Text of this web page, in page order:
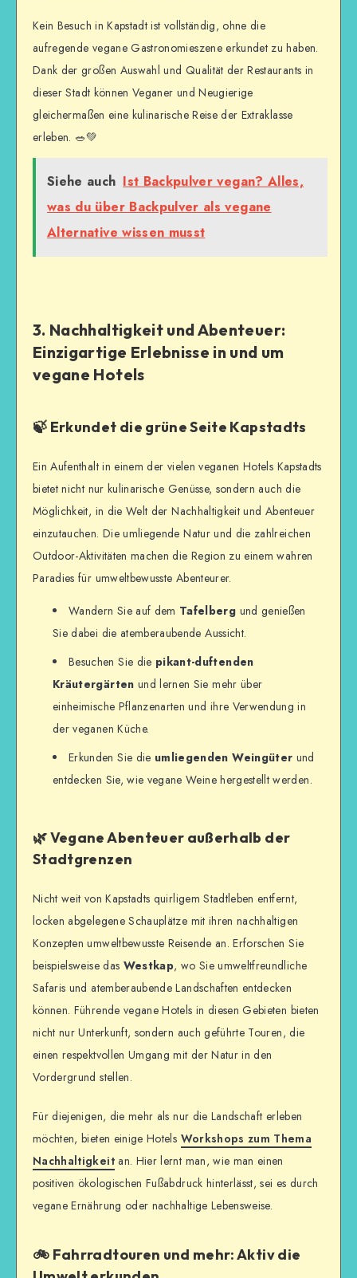
Kein Besuch in Kapstadt ist vollständig, ohne die
aufregende vegane Gastronomieszene erkundet zu haben.
Dank der großen Auswahl und Qualität der Restaurants in
dieser Stadt können Veganer und Neugierige
gleichermaßen eine kulinarische Reise der Extraklasse
erleben. 🥗💚
Siehe auch Ist Backpulver vegan? Alles,
was du über Backpulver als vegane
Alternative wissen musst
3. Nachhaltigkeit und Abenteuer:
Einzigartige Erlebnisse in und um
vegane Hotels
🍃 Erkundet die grüne Seite Kapstadts
Ein Aufenthalt in einem der vielen veganen Hotels Kapstadts
bietet nicht nur kulinarische Genüsse, sondern auch die
Möglichkeit, in die Welt der Nachhaltigkeit und Abenteuer
einzutauchen. Die umliegende Natur und die zahlreichen
Outdoor-Aktivitäten machen die Region zu einem wahren
Paradies für umweltbewusste Abenteurer.
Wandern Sie auf dem Tafelberg und genießen
Sie dabei die atemberaubende Aussicht.
Besuchen Sie die pikant-duftenden
Kräutergärten und lernen Sie mehr über
einheimische Pflanzenarten und ihre Verwendung in
der veganen Küche.
Erkunden Sie die umliegenden Weingüter und
entdecken Sie, wie vegane Weine hergestellt werden.
🌿 Vegane Abenteuer außerhalb der
Stadtgrenzen
Nicht weit von Kapstadts quirligem Stadtleben entfernt,
locken abgelegene Schauplätze mit ihren nachhaltigen
Konzepten umweltbewusste Reisende an. Erforschen Sie
beispielsweise das Westkap, wo Sie umweltfreundliche
Safaris und atemberaubende Landschaften entdecken
können. Führende vegane Hotels in diesen Gebieten bieten
nicht nur Unterkunft, sondern auch geführte Touren, die
einen respektvollen Umgang mit der Natur in den
Vordergrund stellen.
Für diejenigen, die mehr als nur die Landschaft erleben
möchten, bieten einige Hotels Workshops zum Thema
Nachhaltigkeitan. Hier lernt man, wie man einen
positiven ökologischen Fußabdruck hinterlässt, sei es durch
vegane Ernährung oder nachhaltige Lebensweise.
🚲 Fahrradtouren und mehr: Aktiv die